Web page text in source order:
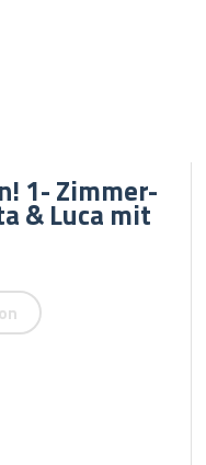
1- Zimmer-
& Luca mit